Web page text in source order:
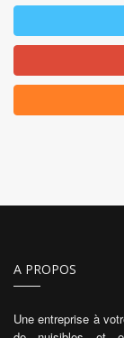
A PROPOS
Une entreprise à